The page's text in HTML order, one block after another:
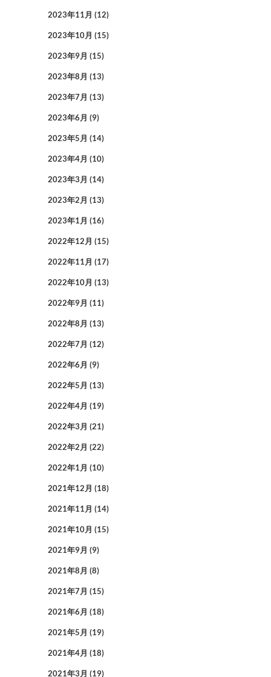
2023年11月 (12)
2023年10月 (15)
2023年9月 (15)
2023年8月 (13)
2023年7月 (13)
2023年6月 (9)
2023年5月 (14)
2023年4月 (10)
2023年3月 (14)
2023年2月 (13)
2023年1月 (16)
2022年12月 (15)
2022年11月 (17)
2022年10月 (13)
2022年9月 (11)
2022年8月 (13)
2022年7月 (12)
2022年6月 (9)
2022年5月 (13)
2022年4月 (19)
2022年3月 (21)
2022年2月 (22)
2022年1月 (10)
2021年12月 (18)
2021年11月 (14)
2021年10月 (15)
2021年9月 (9)
2021年8月 (8)
2021年7月 (15)
2021年6月 (18)
2021年5月 (19)
2021年4月 (18)
2021年3月 (19)